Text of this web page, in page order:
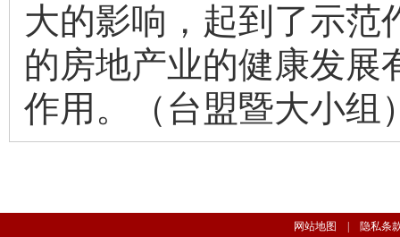
大的影响，起到了示范
的房地产业的健康发展
作用。（台盟暨大小组
网站地图 隐私条